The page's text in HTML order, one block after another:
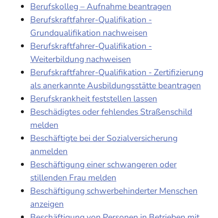
Berufskolleg – Aufnahme beantragen
Berufskraftfahrer-Qualifikation -
Grundqualifikation nachweisen
Berufskraftfahrer-Qualifikation -
Weiterbildung nachweisen
Berufskraftfahrer-Qualifikation - Zertifizierung
als anerkannte Ausbildungsstätte beantragen
Berufskrankheit feststellen lassen
Beschädigtes oder fehlendes Straßenschild
melden
Beschäftigte bei der Sozialversicherung
anmelden
Beschäftigung einer schwangeren oder
stillenden Frau melden
Beschäftigung schwerbehinderter Menschen
anzeigen